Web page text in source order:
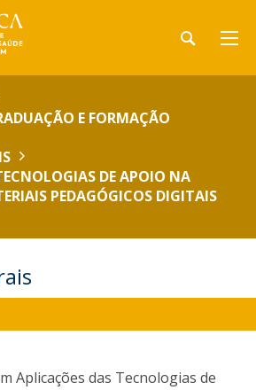
E FORMAÇÃO
DE APOIO NA
PEDAGÓGICOS DIGITAIS
Aplicações das Tecnologias de